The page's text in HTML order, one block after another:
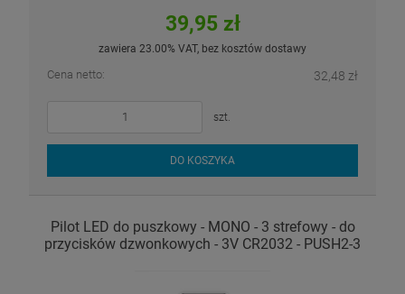
39,95 zł
zawiera 23.00% VAT, bez kosztów dostawy
Cena netto: 32,48 zł
szt.
DO KOSZYKA
Pilot LED do puszkowy - MONO - 3 strefowy - do
przycisków dzwonkowych - 3V CR2032 - PUSH2-3